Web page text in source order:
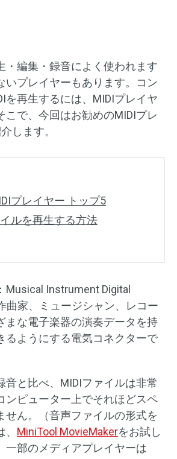
ス
リット/クロップ
ェクト
ント
ウンロード ツール
・編集・録音によく使われます
いプレイヤーもあります。コン
を再生するには、MIDIプレイヤ
こで、今回はお勧めのMIDIプレ
します。
プレイヤー トップ5
ルを再生する方法
Musical Instrument Digital
曲家、ミュージシャン、レコー
まな電子楽器の演奏データを持
るようにする電気コネクターで
音と比べ、MIDIファイルは非常
ンピューター上でそれほどスペ
せん。（音声ファイルの形式を
MiniTool MovieMakerをお試し
一部のメディアプレイヤーは